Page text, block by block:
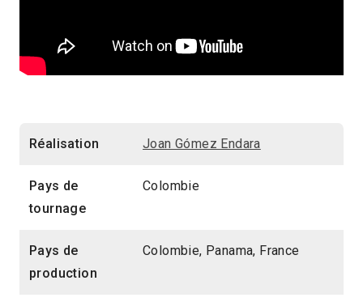
Réalisation Joan Gómez Endara
Pays de
tournage
Colombie
Pays de
production
Colombie, Panama, France